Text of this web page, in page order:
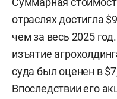
отраслях достигла
чем за весь 2025
изъятие
суда был оценен в
Впоследствии его